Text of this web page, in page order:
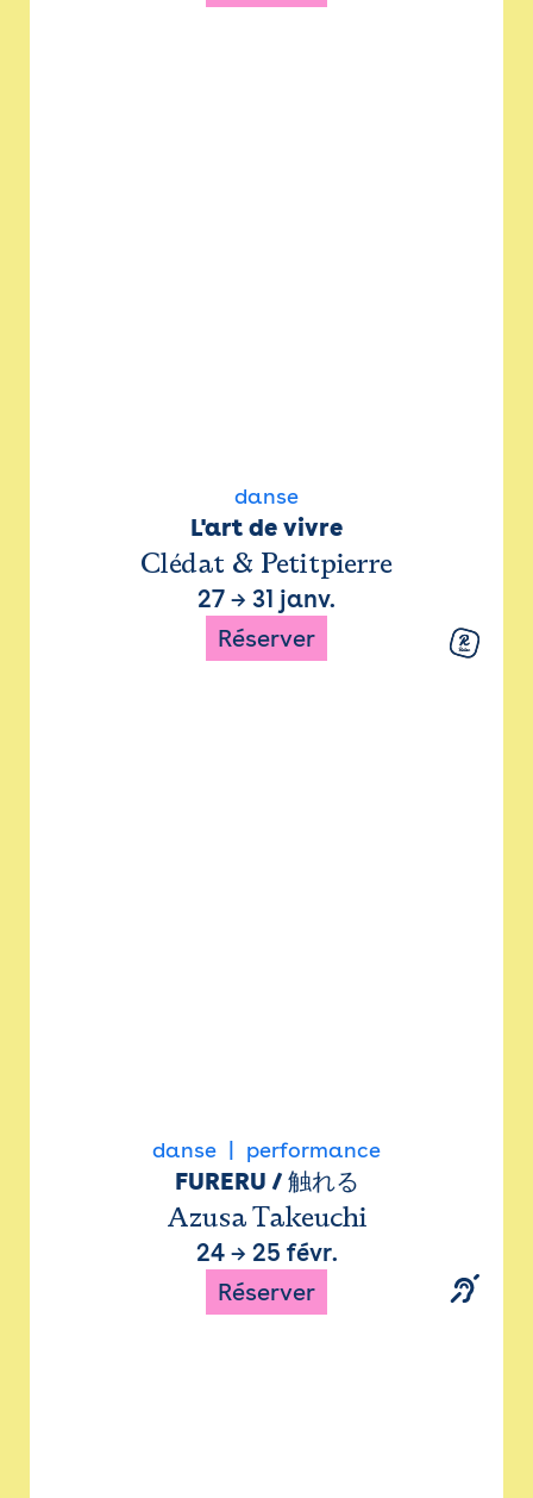
danse
L'art de vivre
Clédat & Petitpierre
27 → 31 janv.
Réserver
danse performance
FURERU / 触れる
Azusa Takeuchi
24→ 25 févr.
Réserver